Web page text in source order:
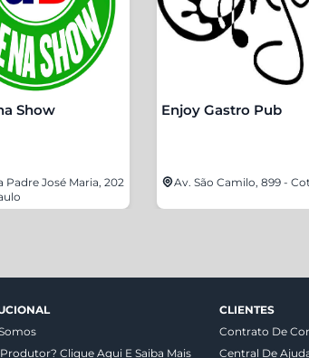
Show
Padre José Maria, 202
Enjoy Gastro Pub
Av. São Camilo, 899 -
Clique Aqui E Saiba Mais
CLIENTES
Contrato De
Central De